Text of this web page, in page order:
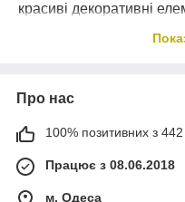
красиві декоративні
прикраси тортів є
професійного
швидко наносити
Ідеально підходять для
бордюрів, кольорів та
Про нас
100% позитивних з 442
Працює з 08.06.2018
м. Одеса